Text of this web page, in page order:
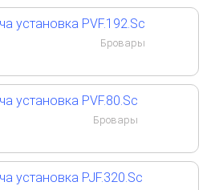
установка PVF.192.Sc
Бровары
установка PVF.80.Sc
Бровары
установка PJF.320.Sc